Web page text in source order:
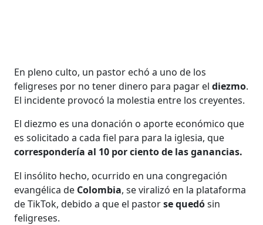
En pleno culto, un pastor echó a uno de los
feligreses por no tener dinero para pagar eldiezmo.
El incidente provocó la molestia entre los creyentes.
El diezmo es una donación o aporte económico que
es solicitado a cada fiel para para la iglesia, que
correspondería al 10 por ciento de las ganancias.
El insólito hecho, ocurrido en una congregación
evangélica de Colombia, se viralizó en la plataforma
de TikTok, debido a que el pastorse quedósin
feligreses.